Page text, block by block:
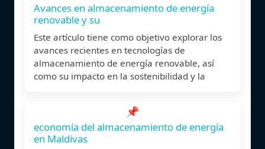
Avances en almacenamiento de energía
renovable y su
Este artículo tiene como objetivo explorar los
avances recientes en tecnologías de
almacenamiento de energía renovable, así
como su impacto en la sostenibilidad y la
📌
economía del almacenamiento de energía
en Maldivas